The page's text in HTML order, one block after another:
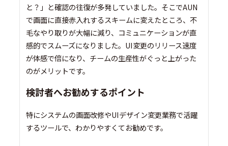
と？」と確認の往復が多発していました。そこでAUN
で画面に直接赤入れするスキームに変えたところ、不
毛なやり取りが大幅に減り、コミュニケーションが直
感的でスムーズになりました。UI変更のリリース速度
が体感で倍になり、チームの生産性がぐっと上がった
のがメリットです。
検討者へお勧めするポイント
特にシステムの画面改修やUIデザイン変更業務で活躍
するツールで、わかりやすくてお勧めです。